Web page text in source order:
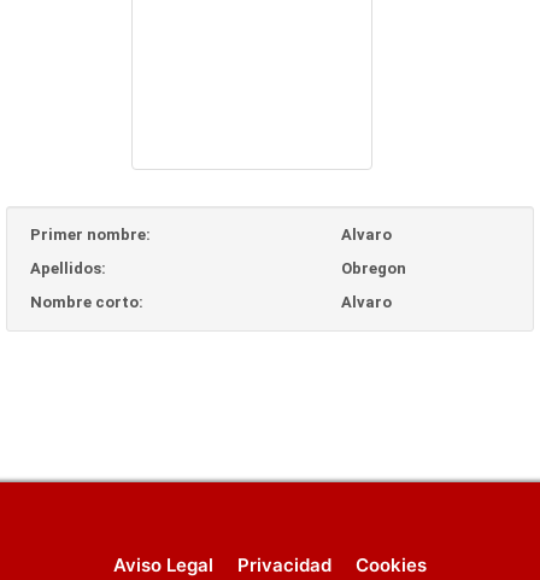
Primer nombre:
Alvaro
Apellidos:
Obregon
Nombre corto:
Alvaro
Aviso Legal Privacidad Cookies